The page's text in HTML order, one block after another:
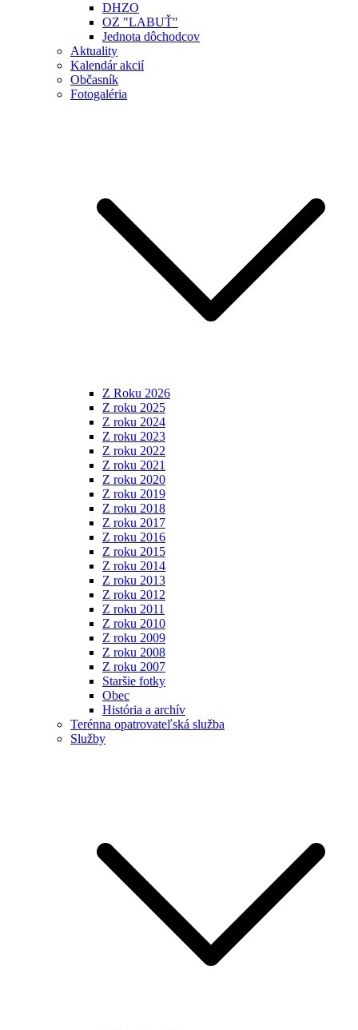
DHZO
OZ "LABUŤ"
Jednota dôchodcov
Aktuality
Kalendár akcií
Občasník
Fotogaléria
Z Roku 2026
Z roku 2025
Z roku 2024
Z roku 2023
Z roku 2022
Z roku 2021
Z roku 2020
Z roku 2019
Z roku 2018
Z roku 2017
Z roku 2016
Z roku 2015
Z roku 2014
Z roku 2013
Z roku 2012
Z roku 2011
Z roku 2010
Z roku 2009
Z roku 2008
Z roku 2007
Staršie fotky
Obec
História a archív
Terénna opatrovateľská služba
Služby